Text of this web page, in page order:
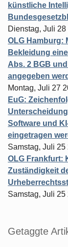
künstliche
Dienstag, Juli 28
OLG Hamburg:
Bekleidung
Abs. 2 BGB
angegeben
Montag, Juli 27
EuG:
Software und
eingetragen
Samstag, Juli 25
OLG Frankfurt:
Zuständigkeit
Samstag, Juli 25
Getaggte